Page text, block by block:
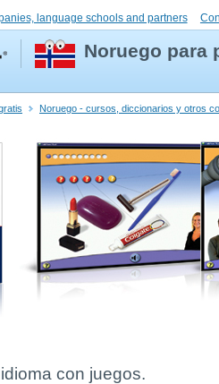
language schools and partners
Noruego para
Noruego - cursos, diccionarios y otros
con juegos.